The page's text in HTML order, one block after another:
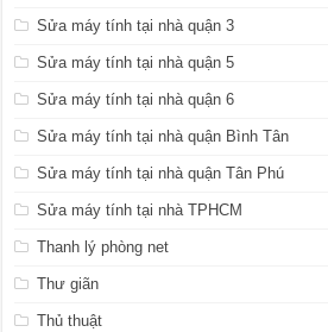
Sửa máy tính tại nhà quận 3
Sửa máy tính tại nhà quận 5
Sửa máy tính tại nhà quận 6
Sửa máy tính tại nhà quận Bình Tân
Sửa máy tính tại nhà quận Tân Phú
Sửa máy tính tại nhà TPHCM
Thanh lý phòng net
Thư giãn
Thủ thuật